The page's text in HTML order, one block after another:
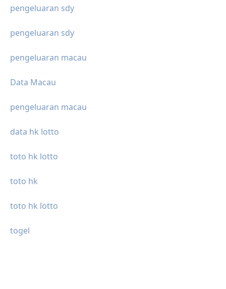
pengeluaran sdy
pengeluaran sdy
pengeluaran macau
Data Macau
pengeluaran macau
data hk lotto
toto hk lotto
toto hk
toto hk lotto
togel